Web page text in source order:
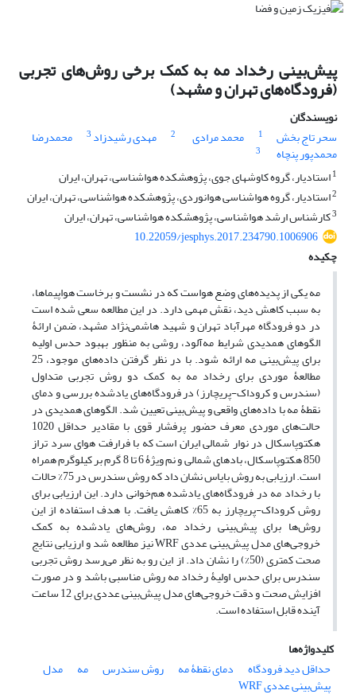
پیش‌بینی رخداد مه به کمک برخی روش‌های تجربی
(فرودگاه‌های تهران و مشهد)
نویسندگان
سحر تاج بخش
1 محمد مرادی 2 مهدی رشیدزاد 3 محمدرضا
محمدپور پنچاه
3
1استادیار، گروه کاوش⁭های جوی، پژوهشکده هواشناسی، تهران، ایران
2استادیار، گروه هواشناسی هوانوردی، پژوهشکده هواشناسی، تهران، ایران
3کارشناس ارشد هواشناسی، پژوهشکده هواشناسی، تهران، ایران
10.22059/jesphys.2017.234790.1006906
چکیده
مه یکی از پدیده‌های وضع هواست که در نشست و برخاست هواپیماها،
به سبب کاهش دید، نقش مهمی دارد. در این مطالعه سعی شده است
در دو فرودگاه مهرآباد تهران و شهید هاشمی‌نژاد مشهد، ضمن ارائۀ
الگوهای همدیدی شرایط مه‌آلود، روشی به منظور بهبود حدس اولیه
برای پیش‌بینی مه ارائه شود. با در نظر گرفتن داده‌های موجود، 25
مطالعۀ موردی برای رخداد مه به کمک دو روش تجربی متداول
(سندرس و کروداک-پریچارز) در فرودگاه‌های یادشده بررسی و دمای
نقطۀ مه با داده‌های واقعی و پیش‌بینی تعیین شد. الگوهای همدیدی در
حالت‌های موردی معرف حضور پرفشار قوی با مقادیر حداقل 1020
هکتوپاسکال در نوار شمالی ایران است که با فرارفت هوای سرد تراز
850 هکتوپاسکال، باد‌های شمالی و نم ویژۀ 6 تا 8 گرم بر کیلوگرم همراه
است. ارزیابی به روش بایاس نشان داد که روش سندرس در 75% حالات
با رخداد مه در فرودگاه‌های یادشده هم‌خوانی دارد. این ارزیابی برای
روش کروداک-پریچارز به 65% کاهش یافت. با هدف استفاده از این
روش‌ها برای پیش‌بینی رخداد مه، روش‌های یادشده به کمک
خروجی‌های مدل پیش‌بینی عددی WRF نیز مطالعه شد و ارزیابی نتایج
صحت کمتری (50%) را نشان داد. از این رو به نظر می‌رسد روش تجربی
سندرس برای حدس اولیۀ رخداد مه روش مناسبی باشد و در صورت
افزایش صحت و دقت خروجی‌‌های مدل پیش‌بینی عددی برای 12 ساعت
آینده قابل استفاده است.
کلیدواژه‌ها
حداقل دید فرودگاه
دمای نقطۀ مه روش سندرس مه مدل
پیش‌بینی عددی WRF